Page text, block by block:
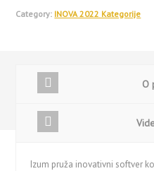
Category: INOVA 2022 Kategorije
O
Izum pruža inovativni softver